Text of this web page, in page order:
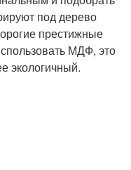
под дерево
престижные
МДФ, это
экологичный.